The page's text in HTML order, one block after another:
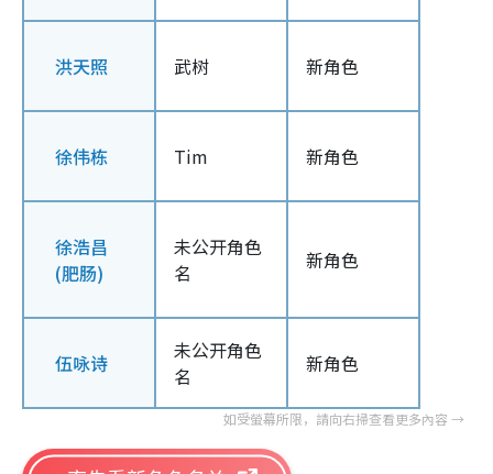
洪天照 武树 新角色
徐伟栋 Tim 新角色
徐浩昌
(肥肠)
未公开角色
名
新角色
伍咏诗
未公开角色
名
新角色